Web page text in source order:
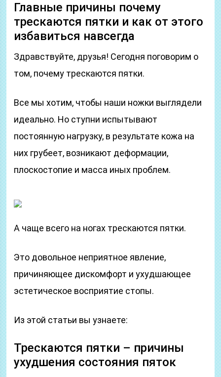
Главные причины почему
трескаются пятки и как от этого
избавиться навсегда
Здравствуйте, друзья! Сегодня поговорим о
том, почему трескаются пятки.
Все мы хотим, чтобы наши ножки выглядели
идеально. Но ступни испытывают
постоянную нагрузку, в результате кожа на
них грубеет, возникают деформации,
плоскостопие и масса иных проблем.
А чаще всего на ногах трескаются пятки.
Это довольное неприятное явление,
причиняющее дискомфорт и ухудшающее
эстетическое восприятие стопы.
Из этой статьи вы узнаете:
Трескаются пятки – причины
ухудшения состояния пяток